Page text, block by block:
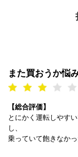
また買おうか悩
【総合評価】
とにかく運転しやす
し、
乗っていて飽きなか